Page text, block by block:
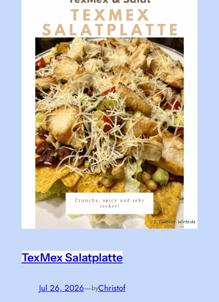
TexMex Salatplatte
Jul 26, 2026—byChristof